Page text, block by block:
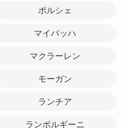
ポルシェ
マイバッハ
マクラーレン
モーガン
ランチア
ランボルギーニ